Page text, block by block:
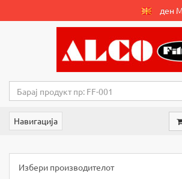
ден
Навигација